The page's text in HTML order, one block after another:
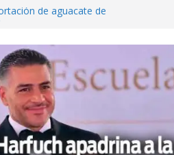
de aguacate de
sede para el examen de
García Jiménez desapareció
de Guerrero, por